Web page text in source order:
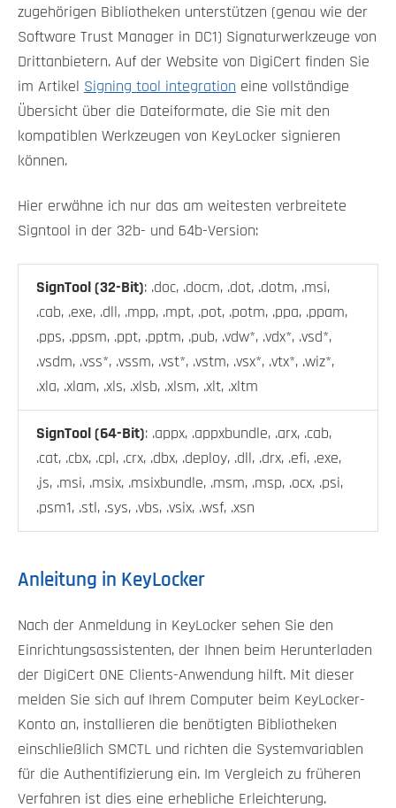
zugehörigen Bibliotheken unterstützen (genau wie der
Software Trust Manager in DC1) Signaturwerkzeuge von
Drittanbietern. Auf der Website von DigiCert finden Sie
im Artikel Signing tool integration eine vollständige
Übersicht über die Dateiformate, die Sie mit den
kompatiblen Werkzeugen von KeyLocker signieren
können.
Hier erwähne ich nur das am weitesten verbreitete
Signtool in der 32b- und 64b-Version:
SignTool (32-Bit): .doc, .docm, .dot, .dotm, .msi,
.cab, .exe, .dll, .mpp, .mpt, .pot, .potm, .ppa, .ppam,
.pps, .ppsm, .ppt, .pptm, .pub, .vdw*, .vdx*, .vsd*,
.vsdm, .vss*, .vssm, .vst*, .vstm, .vsx*, .vtx*, .wiz*,
.xla, .xlam, .xls, .xlsb, .xlsm, .xlt, .xltm
SignTool (64-Bit): .appx, .appxbundle, .arx, .cab,
.cat, .cbx, .cpl, .crx, .dbx, .deploy, .dll, .drx, .efi, .exe,
.js, .msi, .msix, .msixbundle, .msm, .msp, .ocx, .psi,
.psm1, .stl, .sys, .vbs, .vsix, .wsf, .xsn
Anleitung in KeyLocker
Nach der Anmeldung in KeyLocker sehen Sie den
Einrichtungsassistenten, der Ihnen beim Herunterladen
der DigiCert ONE Clients-Anwendung hilft. Mit dieser
melden Sie sich auf Ihrem Computer beim KeyLocker-
Konto an, installieren die benötigten Bibliotheken
einschließlich SMCTL und richten die Systemvariablen
für die Authentifizierung ein. Im Vergleich zu früheren
Verfahren ist dies eine erhebliche Erleichterung.